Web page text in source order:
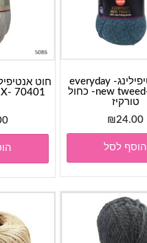
חוט אנטיפילינג- everyday
new tweed- 75107- כחול
טורקיז
₪24.00
הוסף לסל